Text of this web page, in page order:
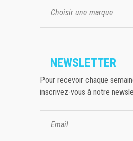
Choisir une marque
NEWSLETTER
Pour recevoir chaque
inscrivez-vous à notre